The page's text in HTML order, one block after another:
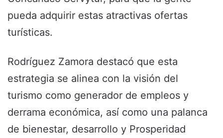
pueda adquirir estas atractivas ofertas
turísticas.
Rodríguez Zamora destacó que esta
estrategia se alinea con la visión del
turismo como generador de empleos y
derrama económica, así como una palanca
de bienestar, desarrollo y Prosperidad